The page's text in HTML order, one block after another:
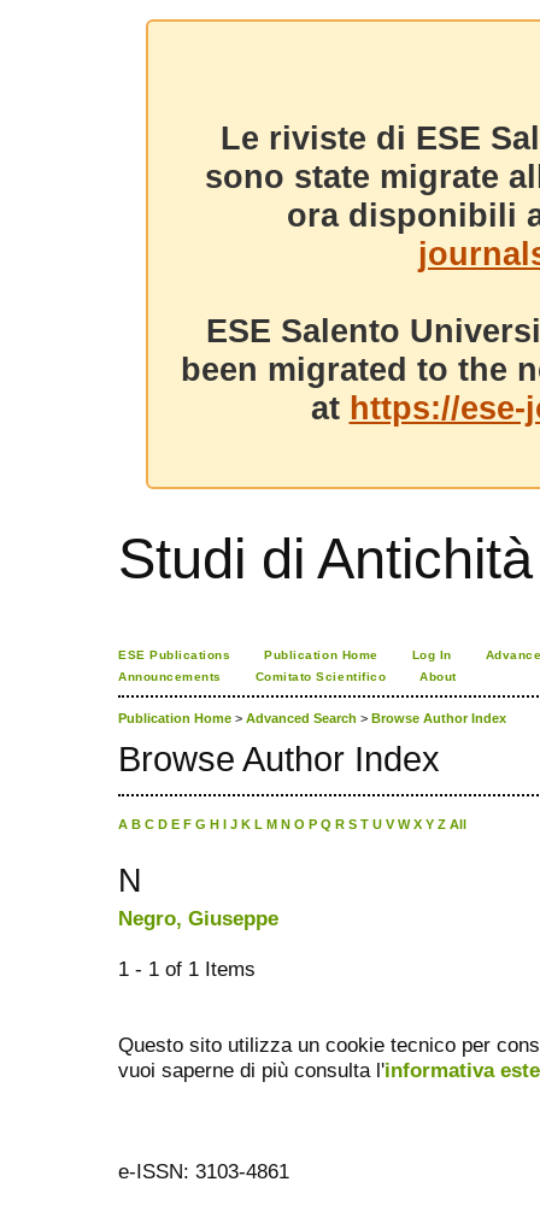
Le riviste di ESE
sono state migrate
ora disponibili
ESE Salento
been migrated to the
at https://
Studi di Antichità
ESE Publications Publication Home Log In
Announcements
Comitato Scientifico About
Publication Home > Advanced Search > Browse Author Index
Browse Author Index
A B C D E F G H I J K L M N O P Q R S T U V W X Y Z All
N
Negro, Giuseppe
1 - 1 of 1 Items
Questo sito utilizza un cookie tecnico per
vuoi saperne di più consulta l'informativa
e-ISSN: 3103-4861